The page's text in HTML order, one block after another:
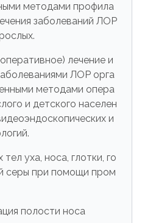
методами профила
заболеваний ЛОР
лечение и
ЛОР орга
методами опера
и детского населен
и
уха, носа, глотки, го
серы при помощи пром
полости носа